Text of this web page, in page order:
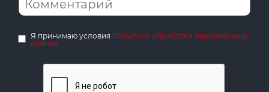
Я принимаю условия Политики обработки персональных
данных